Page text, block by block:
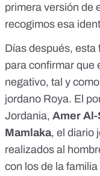
primera versión de
recogimos esa
Días después, esta
para confirmar que
negativo, tal y
jordano Roya. El
Jordania, Amer Al-
Mamlaka, el diario
realizados al
con los de la familia